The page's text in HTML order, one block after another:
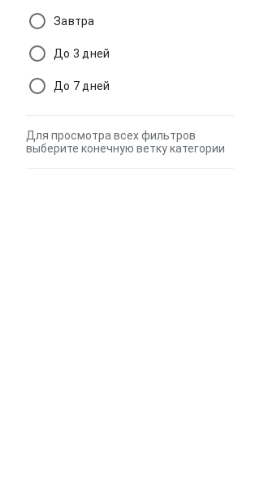
Завтра
До 3 дней
До 7 дней
Для просмотра всех фильтров
выберите конечную ветку категории